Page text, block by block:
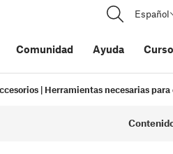
Español
Comunidad Ayuda
| Herramientas necesarias